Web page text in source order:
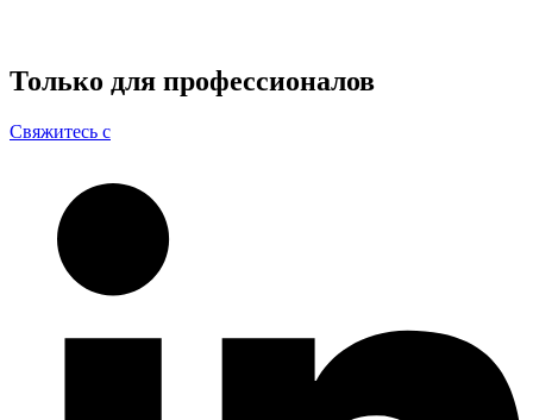
Только для профессионалов
Свяжитесь с